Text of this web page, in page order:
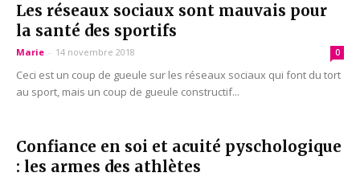
Les réseaux sociaux sont mauvais pour
la santé des sportifs
Marie - 14 novembre 2018 0
Ceci est un coup de gueule sur les réseaux sociaux qui font du tort
au sport, mais un coup de gueule constructif...
Confiance en soi et acuité pyschologique
: les armes des athlètes